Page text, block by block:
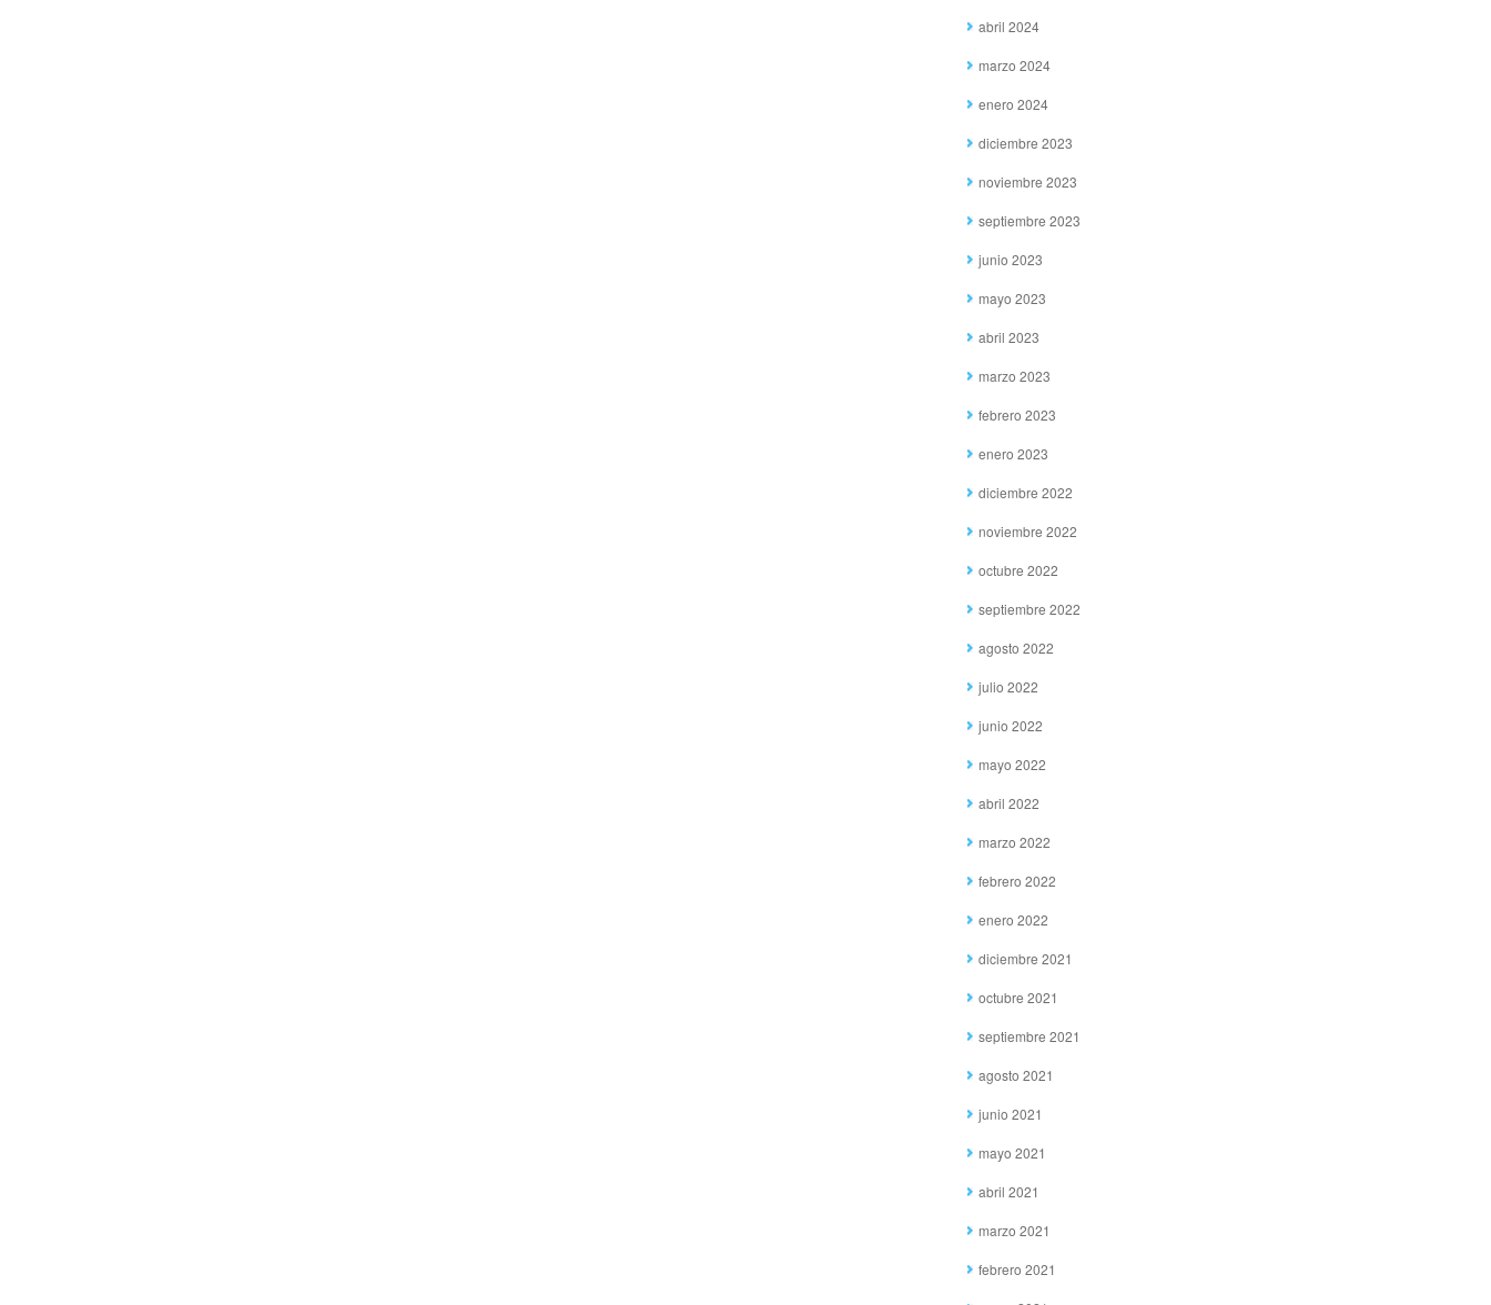
abril 2024
marzo 2024
enero 2024
diciembre 2023
noviembre 2023
septiembre 2023
junio 2023
mayo 2023
abril 2023
marzo 2023
febrero 2023
enero 2023
diciembre 2022
noviembre 2022
octubre 2022
septiembre 2022
agosto 2022
julio 2022
junio 2022
mayo 2022
abril 2022
marzo 2022
febrero 2022
enero 2022
diciembre 2021
octubre 2021
septiembre 2021
agosto 2021
junio 2021
mayo 2021
abril 2021
marzo 2021
febrero 2021